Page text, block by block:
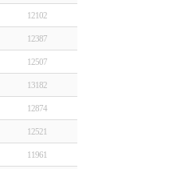
12102
12387
12507
13182
12874
12521
11961